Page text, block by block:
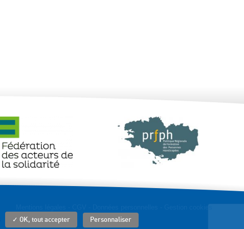
✓ OK, tout accepter Personnaliser